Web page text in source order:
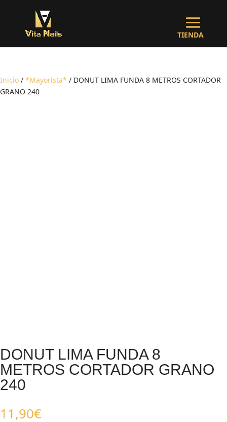
Inicio / *Mayorista* / DONUT LIMA FUNDA 8 METROS CORTADOR
GRANO 240
DONUT LIMA FUNDA 8
METROS CORTADOR GRANO
240
11,90€